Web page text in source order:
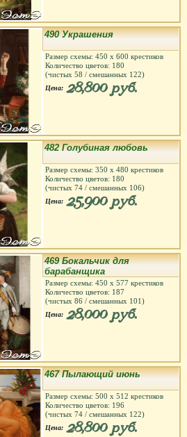
490 Украшения
Размер схемы: 450 х 600 крестиков
Количество цветов: 180
(чистых 58 / смешанных 122)
Цена: 28,800 руб.
482 Голубиная любовь
Размер схемы: 350 х 480 крестиков
Количество цветов: 180
(чистых 74 / смешанных 106)
Цена: 25,900 руб.
469 Бокальчик для
барабанщика
Размер схемы: 450 х 577 крестиков
Количество цветов: 187
(чистых 86 / смешанных 101)
Цена: 28,000 руб.
467 Пылающий июнь
Размер схемы: 500 х 512 крестиков
Количество цветов: 196
(чистых 74 / смешанных 122)
Цена: 28,800 руб.